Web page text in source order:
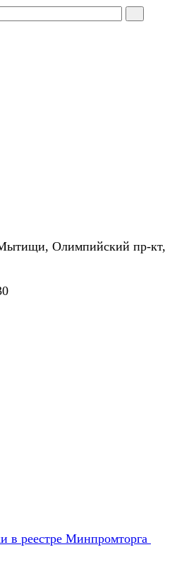
Олимпийский пр-кт,
в реестре Минпромторга